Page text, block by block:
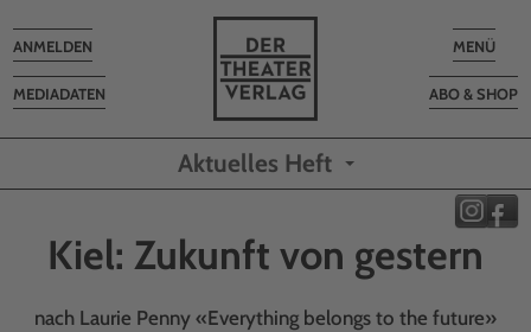
Toggle
MENÜ
ABO & SHOP
MEDIADATEN
Toggle
navigation
ANMELDEN
Aktuelles Heft
Kiel: Zukunft von gestern
nach Laurie Penny «Everything belongs to the future»